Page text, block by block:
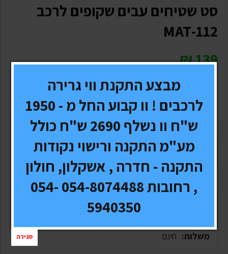
סט שטיחים עבים שקופים לרכב
112-MAT
139
₪
* כל המחירים כוללים מע"מ
יצרן \ מותג: SPARTEC
112-MAT עבים
אחריות: -
משלוח: חינם
מבצע התקנת ווי גרירה
לרכבים ! וו קבוע החל מ - 1950
ש"ח וו נשלף 2690 ש"ח כולל
מע"מ התקנה ורישוי נקודות
התקנה - חדרה , אשקלון, חולון
, רחובות 054-8074488 054-
5940350
סגירה